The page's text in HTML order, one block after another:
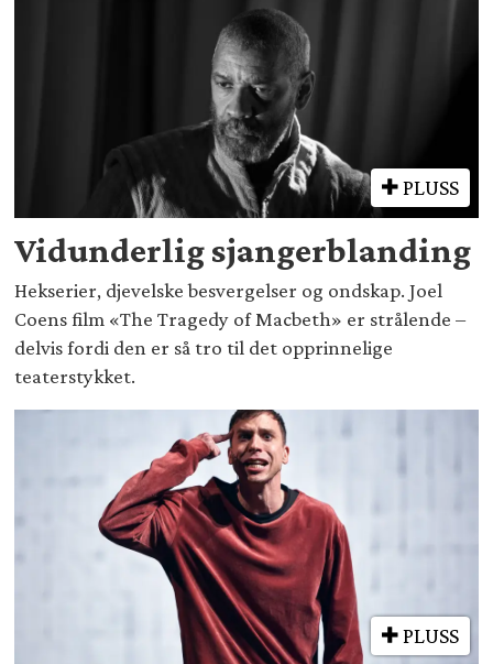
PLUSS
Vidunderlig sjangerblanding
Hekserier, djevelske besvergelser og ondskap. Joel
Coens film «The Tragedy of Macbeth» er strålende –
delvis fordi den er så tro til det opprinnelige
teaterstykket.
PLUSS